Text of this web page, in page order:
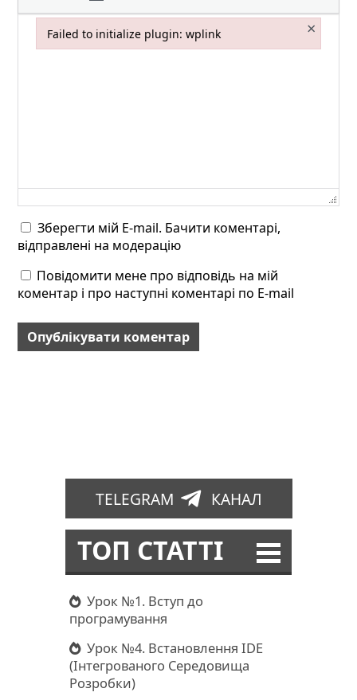
Зберегти мій E-mail. Бачити коментарі,
відправлені на модерацію
Повідомити мене про відповідь на мій
коментар і про наступні коментарі по E-mail
TELEGRAM КАНАЛ
ТОП СТАТТІ
Урок №1. Вступ до
програмування
Урок №4. Встановлення IDE
(Інтегрованого Середовища
Розробки)
Failed to initialize plugin: wplink ×
Failed to initialize plugin: wplink